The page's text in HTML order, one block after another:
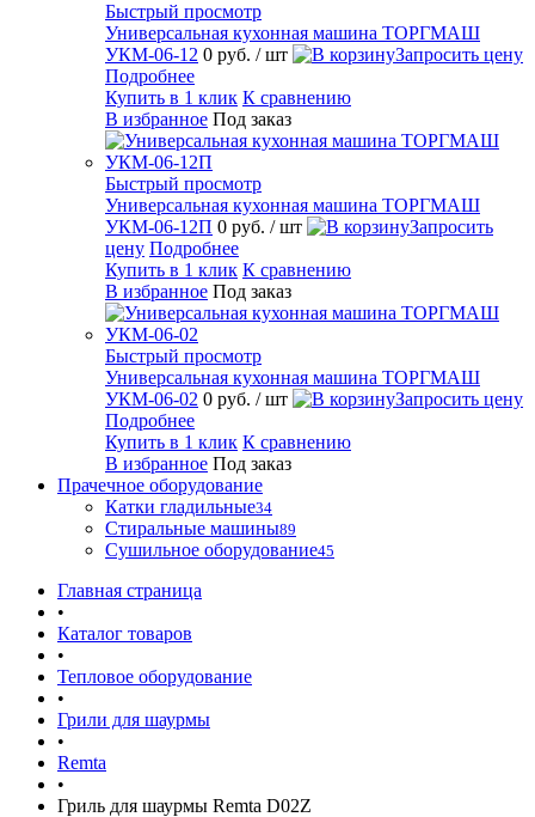
Быстрый просмотр
Универсальная кухонная машина ТОРГМАШ
УКМ-06-12 0 руб. / шт
Запросить цену
Подробнее
Купить в 1 клик К сравнению
В избранное Под заказ
Быстрый просмотр
Универсальная кухонная машина ТОРГМАШ
УКМ-06-12П 0 руб. / шт
Запросить
цену Подробнее
Купить в 1 клик К сравнению
В избранное Под заказ
Быстрый просмотр
Универсальная кухонная машина ТОРГМАШ
УКМ-06-02 0 руб. / шт
Запросить цену
Подробнее
Купить в 1 клик К сравнению
В избранное Под заказ
Прачечное оборудование
Катки гладильные34
Стиральные машины89
Сушильное оборудование45
Главная страница
•
Каталог товаров
•
Тепловое оборудование
•
Грили для шаурмы
•
Remta
•
Гриль для шаурмы Remta D02Z